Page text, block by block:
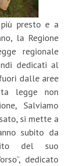
presto e a
la Regione
regionale
dedicati al
dalle aree
legge non
Salviamo
si mette a
subito da
del suo
dedicato